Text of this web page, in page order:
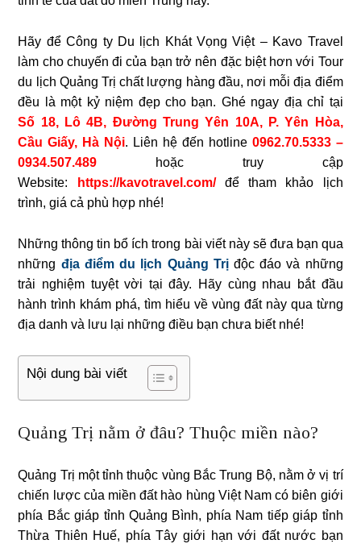
Hãy để Công ty Du lịch Khát Vọng Việt – Kavo Travel
làm cho chuyến đi của bạn trở nên đặc biệt hơn với Tour
du lịch Quảng Trị chất lượng hàng đầu, nơi mỗi địa điểm
đều là một kỷ niệm đẹp cho bạn. Ghé ngay địa chỉ tại
Số 18, Lô 4B, Đường Trung Yên 10A, P. Yên Hòa,
Cầu Giấy, Hà Nội. Liên hệ đến hotline 0962.70.5333 –
0934.507.489 hoặc truy cập
Website:
https://kavotravel.com/để tham khảo lịch
trình, giá cả phù hợp nhé!
Những thông tin bổ ích trong bài viết này sẽ đưa bạn qua
những địa điểm du lịch Quảng Trịđộc đáo và những
trải nghiệm tuyệt vời tại đây. Hãy cùng nhau bắt đầu
hành trình khám phá, tìm hiểu về vùng đất này qua từng
địa danh và lưu lại những điều bạn chưa biết nhé!
Nội dung bài viết
Quảng Trị nằm ở đâu? Thuộc miền nào?
Quảng Trị một tỉnh thuộc vùng Bắc Trung Bộ, nằm ở vị trí
chiến lược của miền đất hào hùng Việt Nam có biên giới
phía Bắc giáp tỉnh Quảng Bình, phía Nam tiếp giáp tỉnh
Thừa Thiên Huế, phía Tây giới hạn với đất nước bạn